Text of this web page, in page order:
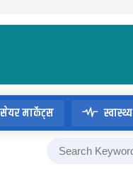
सेयर मार्केट्स स्वास्थ्य